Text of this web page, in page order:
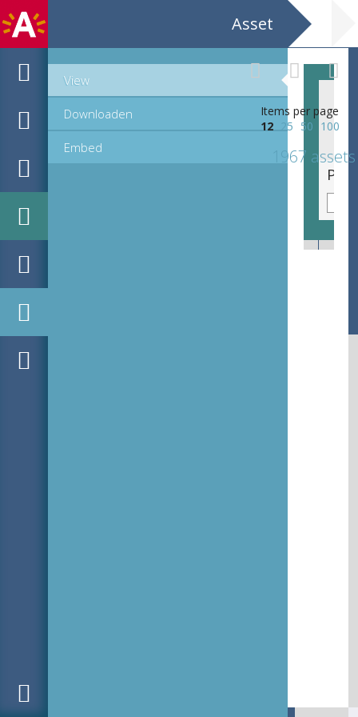
Asset
View
Downloaden
Embed
Items per page
12
25 50 100
1967 assets